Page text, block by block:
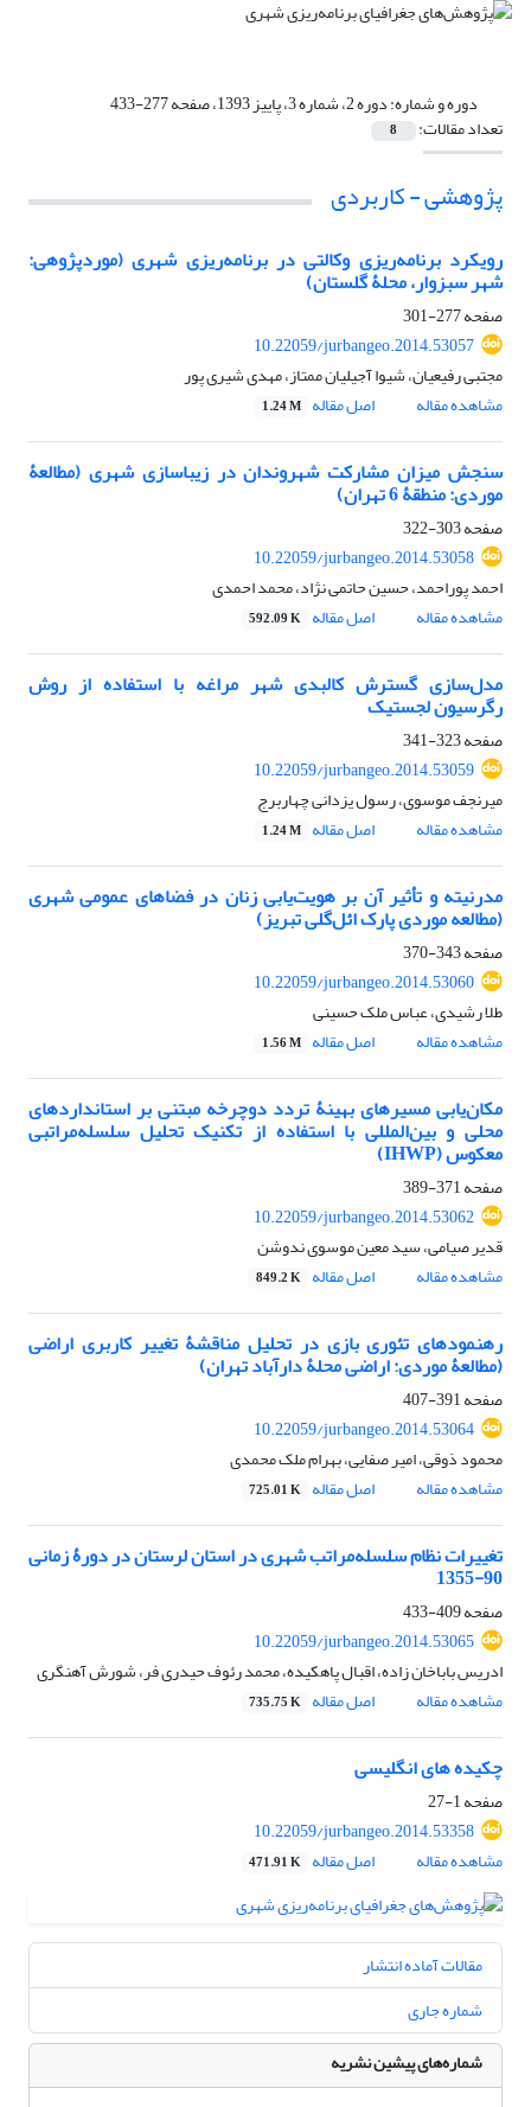
دوره و شماره:دوره 2، شماره 3، پاییز 1393، صفحه 277-433
تعداد مقالات: 8
پژوهشی - کاربردی
رویکرد برنامه‌ریزی وکالتی در برنامه‌ریزی شهری (موردپژوهی:
شهر سبزوار، محلۀ گلستان)
صفحه277-301
10.22059/jurbangeo.2014.53057
مجتبی رفیعیان، شیوا آجیلیان ممتاز، مهدی شیری پور
مشاهده مقاله
اصل مقاله 1.24 M
سنجش میزان مشارکت شهروندان در زیباسازی شهری (مطالعۀ
موردی: منطقۀ 6 تهران)
صفحه303-322
10.22059/jurbangeo.2014.53058
احمد پوراحمد، حسین حاتمی نژاد، محمد احمدی
مشاهده مقاله
اصل مقاله 592.09 K
مدل‌سازی گسترش کالبدی شهر مراغه با استفاده از روش
رگرسیون لجستیک
صفحه323-341
10.22059/jurbangeo.2014.53059
میرنجف موسوی، رسول یزدانی چهاربرج
مشاهده مقاله
اصل مقاله 1.24 M
مدرنیته و تأثیر آن بر هویت‌یابی زنان در فضاهای عمومی شهری
(مطالعه موردی پارک ائل‌گلی تبریز)
صفحه343-370
10.22059/jurbangeo.2014.53060
طلا رشیدی، عباس ملک حسینی
مشاهده مقاله
اصل مقاله 1.56 M
مکان‌یابی مسیرهای بهینۀ تردد دوچرخه مبتنی بر استانداردهای
محلی و بین‌المللی با استفاده از تکنیک تحلیل سلسله‌مراتبی
معکوس (IHWP)
صفحه371-389
10.22059/jurbangeo.2014.53062
قدیر صیامی، سید معین موسوی ندوشن
مشاهده مقاله
اصل مقاله 849.2 K
رهنمودهای تئوری بازی در تحلیل مناقشۀ تغییر کاربری اراضی
(مطالعۀ موردی: اراضی محلۀ دارآباد تهران)
صفحه391-407
10.22059/jurbangeo.2014.53064
محمود ذوقی، امیر صفایی، بهرام ملک محمدی
مشاهده مقاله
اصل مقاله 725.01 K
تغییرات نظام سلسله‌مراتب شهری در استان لرستان در دورۀ زمانی
90-1355
صفحه409-433
10.22059/jurbangeo.2014.53065
ادریس باباخان زاده، اقبال پاهکیده، محمد رئوف حیدری فر، شورش آهنگری
مشاهده مقاله
اصل مقاله 735.75 K
چکیده های انگلیسی
صفحه1-27
10.22059/jurbangeo.2014.53358
مشاهده مقاله
اصل مقاله 471.91 K
مقالات آماده انتشار
شماره جاری
شماره‌های پیشین نشریه